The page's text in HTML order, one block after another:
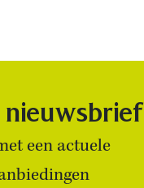
nieuwsbrief
een actuele